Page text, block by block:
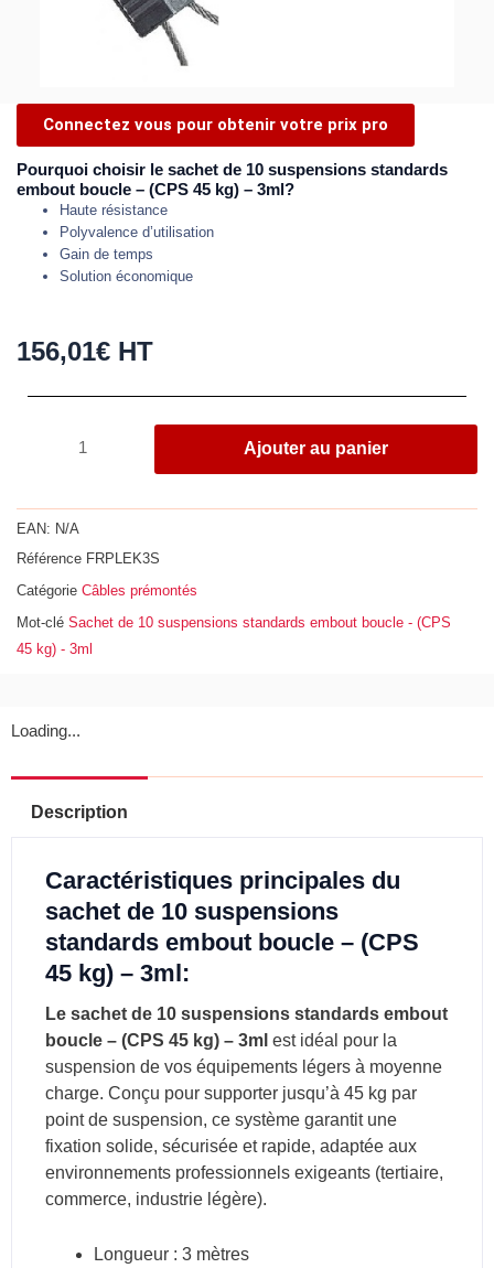
Connectez vous pour obtenir votre prix pro
Pourquoi choisir le sachet de 10 suspensions standards
embout boucle – (CPS 45 kg) – 3ml?
Haute résistance
Polyvalence d’utilisation
Gain de temps
Solution économique
156,01€ HT
de
suspensions
standards
embout
boucle
45
-
3ml
Ajouter au panier
EAN: N/A
Référence FRPLEK3S
Catégorie Câbles prémontés
Mot-clé Sachet de 10 suspensions standards embout boucle - (CPS
45 kg) - 3ml
Loading...
Description
Caractéristiques principales du
sachet de 10 suspensions
standards embout boucle – (CPS
45 kg) – 3ml:
Le sachet de 10 suspensions standards embout
boucle – (CPS 45 kg) – 3ml est idéal pour la
suspension de vos équipements légers à moyenne
charge. Conçu pour supporter jusqu’à 45 kg par
point de suspension, ce système garantit une
fixation solide, sécurisée et rapide, adaptée aux
environnements professionnels exigeants (tertiaire,
commerce, industrie légère).
Longueur : 3 mètres